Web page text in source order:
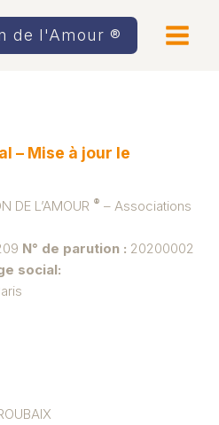
de l'Amour ®
– Mise à jour le
DE L’AMOUR ® – Associations
N° de parution : 20200002
social: